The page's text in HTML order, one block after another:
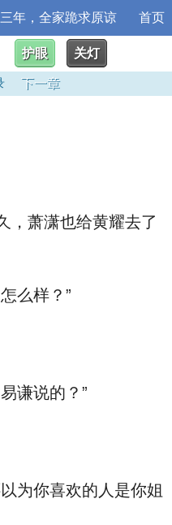
年，全家跪求原谅 首页
护眼 关灯
下一章
，萧潇也给黄耀去了
么样？”
谦说的？”
为你喜欢的人是你姐